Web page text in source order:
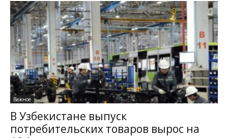
Важное
В Узбекистане выпуск
потребительских товаров вырос на